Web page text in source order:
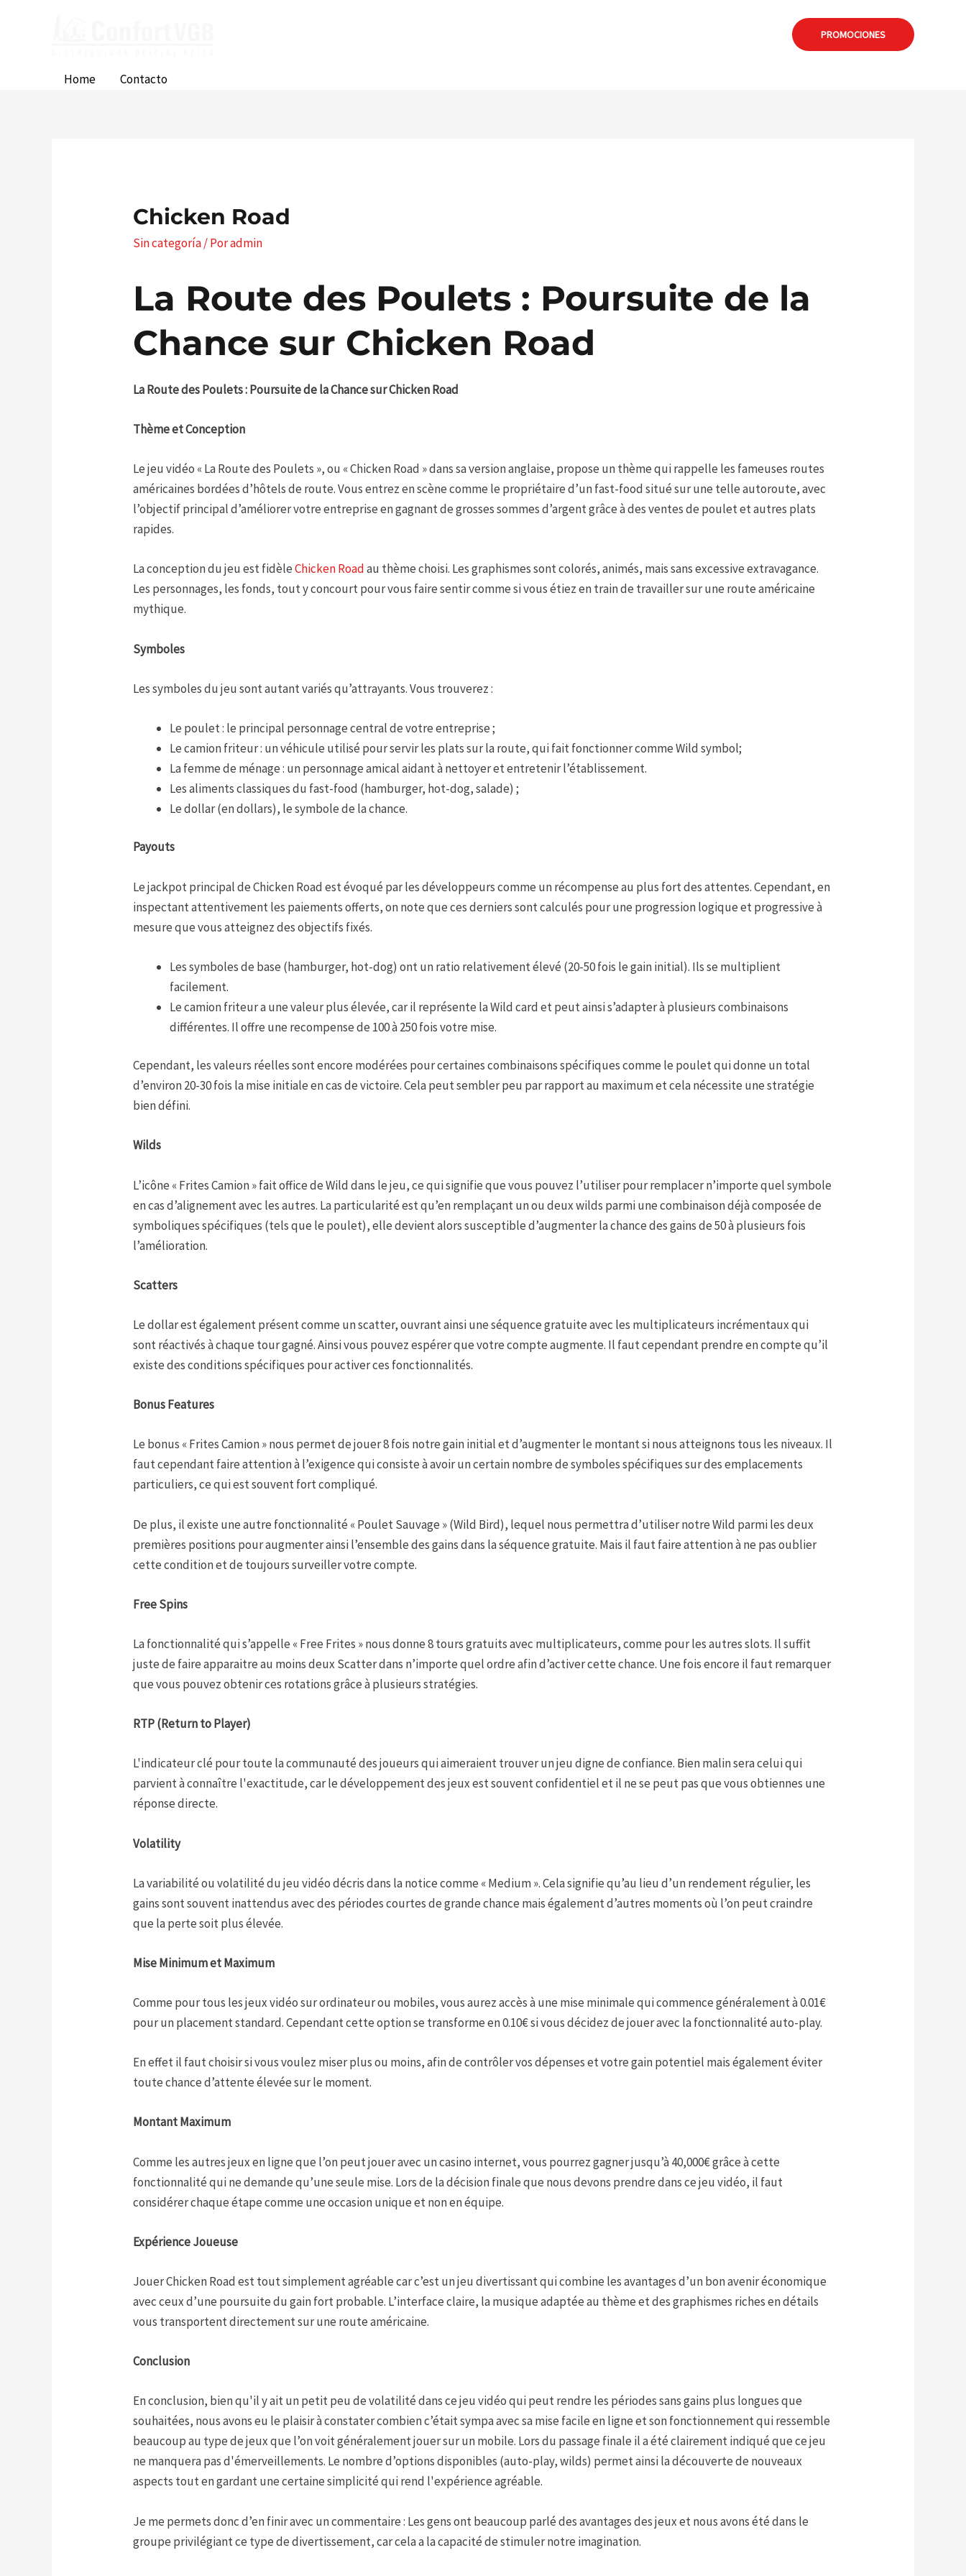
PROMOCIONES
Home Contacto
Chicken Road
Sin categoría/ Poradmin
La Route des Poulets : Poursuite de la
Chance sur Chicken Road
La Route des Poulets : Poursuite de la Chance sur Chicken Road
Thème et Conception
Le jeu vidéo « La Route des Poulets », ou « Chicken Road » dans sa version anglaise, propose un thème qui rappelle les fameuses routes
américaines bordées d’hôtels de route. Vous entrez en scène comme le propriétaire d’un fast-food situé sur une telle autoroute, avec
l’objectif principal d’améliorer votre entreprise en gagnant de grosses sommes d’argent grâce à des ventes de poulet et autres plats
rapides.
La conception du jeu est fidèleChicken Roadau thème choisi. Les graphismes sont colorés, animés, mais sans excessive extravagance.
Les personnages, les fonds, tout y concourt pour vous faire sentir comme si vous étiez en train de travailler sur une route américaine
mythique.
Symboles
Les symboles du jeu sont autant variés qu’attrayants. Vous trouverez :
Le poulet : le principal personnage central de votre entreprise ;
Le camion friteur : un véhicule utilisé pour servir les plats sur la route, qui fait fonctionner comme Wild symbol;
La femme de ménage : un personnage amical aidant à nettoyer et entretenir l’établissement.
Les aliments classiques du fast-food (hamburger, hot-dog, salade) ;
Le dollar (en dollars), le symbole de la chance.
Payouts
Le jackpot principal de Chicken Road est évoqué par les développeurs comme un récompense au plus fort des attentes. Cependant, en
inspectant attentivement les paiements offerts, on note que ces derniers sont calculés pour une progression logique et progressive à
mesure que vous atteignez des objectifs fixés.
Les symboles de base (hamburger, hot-dog) ont un ratio relativement élevé (20-50 fois le gain initial). Ils se multiplient
facilement.
Le camion friteur a une valeur plus élevée, car il représente la Wild card et peut ainsi s’adapter à plusieurs combinaisons
différentes. Il offre une recompense de 100 à 250 fois votre mise.
Cependant, les valeurs réelles sont encore modérées pour certaines combinaisons spécifiques comme le poulet qui donne un total
d’environ 20-30 fois la mise initiale en cas de victoire. Cela peut sembler peu par rapport au maximum et cela nécessite une stratégie
bien défini.
Wilds
L’icône « Frites Camion » fait office de Wild dans le jeu, ce qui signifie que vous pouvez l’utiliser pour remplacer n’importe quel symbole
en cas d’alignement avec les autres. La particularité est qu’en remplaçant un ou deux wilds parmi une combinaison déjà composée de
symboliques spécifiques (tels que le poulet), elle devient alors susceptible d’augmenter la chance des gains de 50 à plusieurs fois
l’amélioration.
Scatters
Le dollar est également présent comme un scatter, ouvrant ainsi une séquence gratuite avec les multiplicateurs incrémentaux qui
sont réactivés à chaque tour gagné. Ainsi vous pouvez espérer que votre compte augmente. Il faut cependant prendre en compte qu’il
existe des conditions spécifiques pour activer ces fonctionnalités.
Bonus Features
Le bonus « Frites Camion » nous permet de jouer 8 fois notre gain initial et d’augmenter le montant si nous atteignons tous les niveaux. Il
faut cependant faire attention à l’exigence qui consiste à avoir un certain nombre de symboles spécifiques sur des emplacements
particuliers, ce qui est souvent fort compliqué.
De plus, il existe une autre fonctionnalité « Poulet Sauvage » (Wild Bird), lequel nous permettra d’utiliser notre Wild parmi les deux
premières positions pour augmenter ainsi l’ensemble des gains dans la séquence gratuite. Mais il faut faire attention à ne pas oublier
cette condition et de toujours surveiller votre compte.
Free Spins
La fonctionnalité qui s’appelle « Free Frites » nous donne 8 tours gratuits avec multiplicateurs, comme pour les autres slots. Il suffit
juste de faire apparaitre au moins deux Scatter dans n’importe quel ordre afin d’activer cette chance. Une fois encore il faut remarquer
que vous pouvez obtenir ces rotations grâce à plusieurs stratégies.
RTP (Return to Player)
L'indicateur clé pour toute la communauté des joueurs qui aimeraient trouver un jeu digne de confiance. Bien malin sera celui qui
parvient à connaître l'exactitude, car le développement des jeux est souvent confidentiel et il ne se peut pas que vous obtiennes une
réponse directe.
Volatility
La variabilité ou volatilité du jeu vidéo décris dans la notice comme « Medium ». Cela signifie qu’au lieu d’un rendement régulier, les
gains sont souvent inattendus avec des périodes courtes de grande chance mais également d’autres moments où l’on peut craindre
que la perte soit plus élevée.
Mise Minimum et Maximum
Comme pour tous les jeux vidéo sur ordinateur ou mobiles, vous aurez accès à une mise minimale qui commence généralement à 0.01€
pour un placement standard. Cependant cette option se transforme en 0.10€ si vous décidez de jouer avec la fonctionnalité auto-play.
En effet il faut choisir si vous voulez miser plus ou moins, afin de contrôler vos dépenses et votre gain potentiel mais également éviter
toute chance d’attente élevée sur le moment.
Montant Maximum
Comme les autres jeux en ligne que l’on peut jouer avec un casino internet, vous pourrez gagner jusqu’à 40,000€ grâce à cette
fonctionnalité qui ne demande qu’une seule mise. Lors de la décision finale que nous devons prendre dans ce jeu vidéo, il faut
considérer chaque étape comme une occasion unique et non en équipe.
Expérience Joueuse
Jouer Chicken Road est tout simplement agréable car c’est un jeu divertissant qui combine les avantages d’un bon avenir économique
avec ceux d’une poursuite du gain fort probable. L’interface claire, la musique adaptée au thème et des graphismes riches en détails
vous transportent directement sur une route américaine.
Conclusion
En conclusion, bien qu'il y ait un petit peu de volatilité dans ce jeu vidéo qui peut rendre les périodes sans gains plus longues que
souhaitées, nous avons eu le plaisir à constater combien c’était sympa avec sa mise facile en ligne et son fonctionnement qui ressemble
beaucoup au type de jeux que l’on voit généralement jouer sur un mobile. Lors du passage finale il a été clairement indiqué que ce jeu
ne manquera pas d'émerveillements. Le nombre d’options disponibles (auto-play, wilds) permet ainsi la découverte de nouveaux
aspects tout en gardant une certaine simplicité qui rend l'expérience agréable.
Je me permets donc d’en finir avec un commentaire : Les gens ont beaucoup parlé des avantages des jeux et nous avons été dans le
groupe privilégiant ce type de divertissement, car cela a la capacité de stimuler notre imagination.